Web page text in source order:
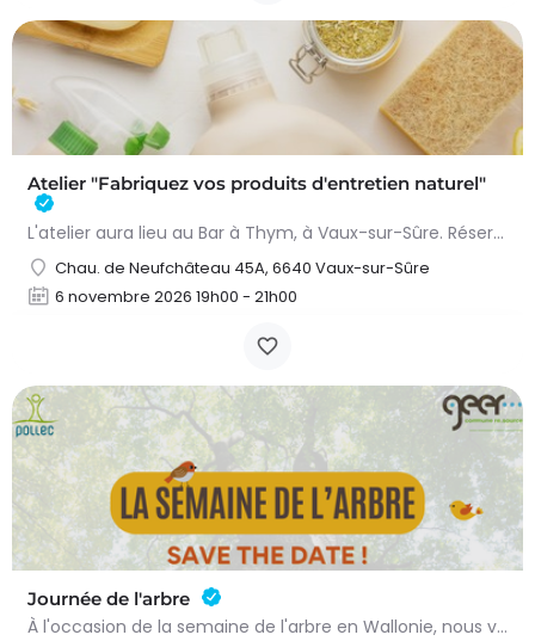
Atelier "Fabriquez vos produits d'entretien naturel"
L'atelier aura lieu au Bar à Thym, à Vaux-sur-Sûre. Réservation :
Chau. de Neufchâteau 45A, 6640 Vaux-sur-Sûre
6 novembre 2026 19h00 - 21h00
Journée de l'arbre
À l'occasion de la semaine de l'arbre en Wallonie, nous vous proposons l'annuelle distribution gratuite des…